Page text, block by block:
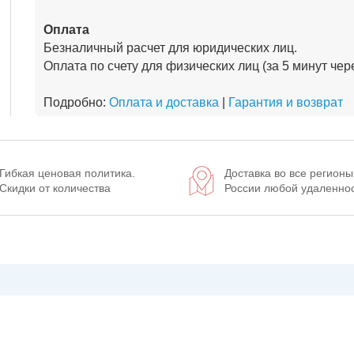
Оплата
Безналичный расчет для юридических лиц.
Оплата по счету для физических лиц (за 5 минут
Подробно: Оплата и доставка Гарантия и возврат
Гибкая ценовая политика.
Скидки от количества
Доставка во все регионы
России любой